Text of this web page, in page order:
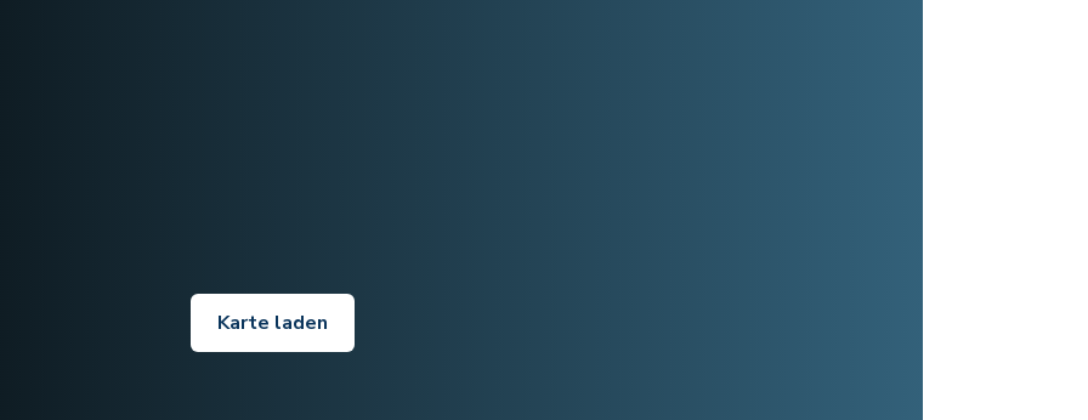
Karte laden